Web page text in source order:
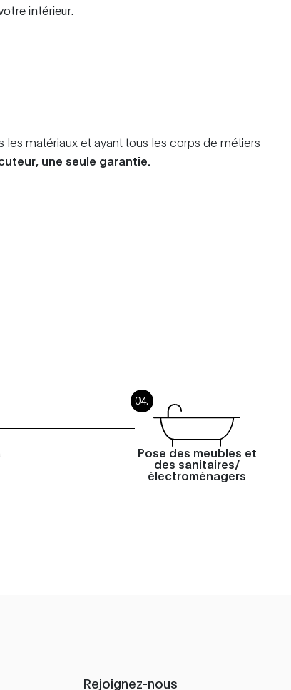
intérieur.
les matériaux et ayant tous les corps de métiers
une seule garantie.
Pose des meubles et
des sanitaires/
électroménagers
Rejoignez-nous